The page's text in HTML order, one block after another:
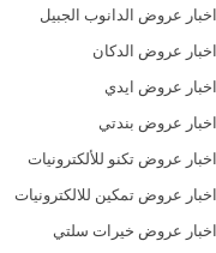
اخبار عروض الدانوب الجبيل
اخبار عروض الدكان
اخبار عروض ايدي
اخبار عروض بندتي
اخبار عروض تكنو للألكترونيات
اخبار عروض تمكين للالكترونيات
اخبار عروض خيرات سلتي